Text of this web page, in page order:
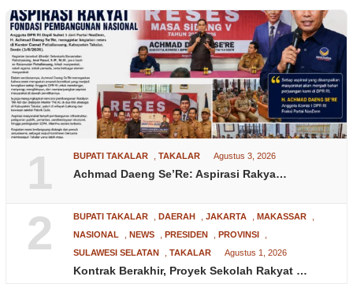
1 BUPATI TAKALAR TAKALAR Agustus 3, 2026
Achmad Daeng Se’Re: Aspirasi Rakya…
2 BUPATI TAKALAR DAERAH JAKARTA MAKASSAR
NASIONAL
NEWS PRESIDEN PROVINSI
SULAWESI SELATAN
TAKALAR Agustus 1, 2026
Kontrak Berakhir, Proyek Sekolah Rakyat …